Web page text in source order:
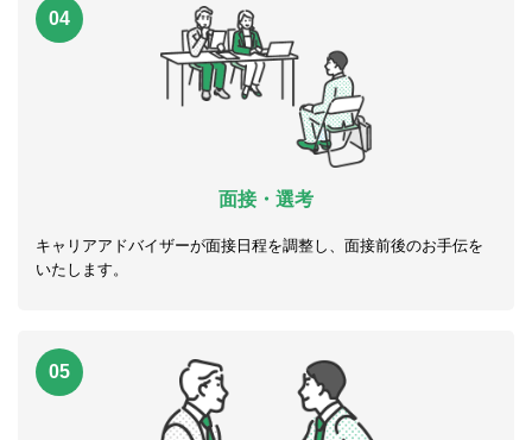
04
面接・選考
キャリアアドバイザーが面接日程を調整し、面接前後のお手伝を
いたします。
05